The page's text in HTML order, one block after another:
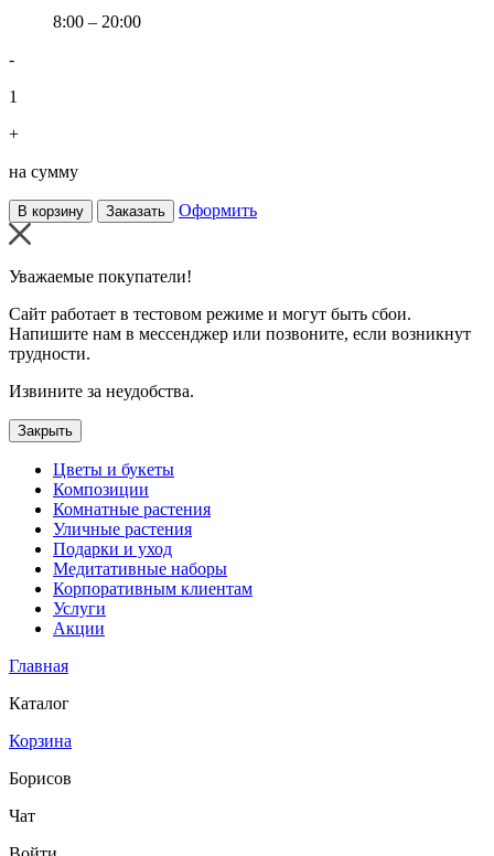
8:00 – 20:00
-
1
+
на сумму
В корзину Заказать Оформить
Уважаемые покупатели!
Сайт работает в тестовом режиме и могут быть сбои.
Напишите нам в мессенджер или позвоните, если возникнут
трудности.
Извините за неудобства.
Закрыть
Цветы и букеты
Композиции
Комнатные растения
Уличные растения
Подарки и уход
Медитативные наборы
Корпоративным клиентам
Услуги
Акции
Главная
Каталог
Корзина
Борисов
Чат